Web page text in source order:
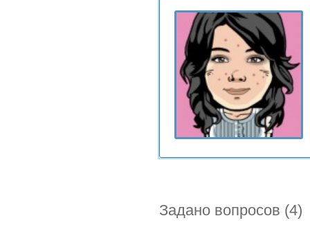
Задано вопросов (4)